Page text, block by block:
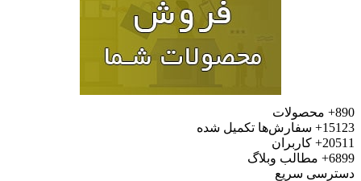
محصولات
سفارش‌ها تکمیل شده
کاربران
مطالب وبلاگ
سریع